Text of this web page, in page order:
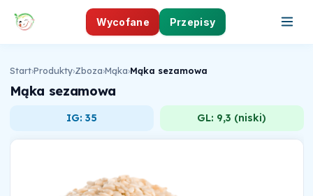
Wycofane Przepisy
Start›Produkty›Zboza›Mąka›Mąka sezamowa
Mąka sezamowa
IG: 35 GL: 9,3 (niski)